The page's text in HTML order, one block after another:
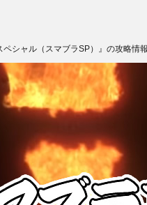
シャル（スマブラSP）』の攻略情